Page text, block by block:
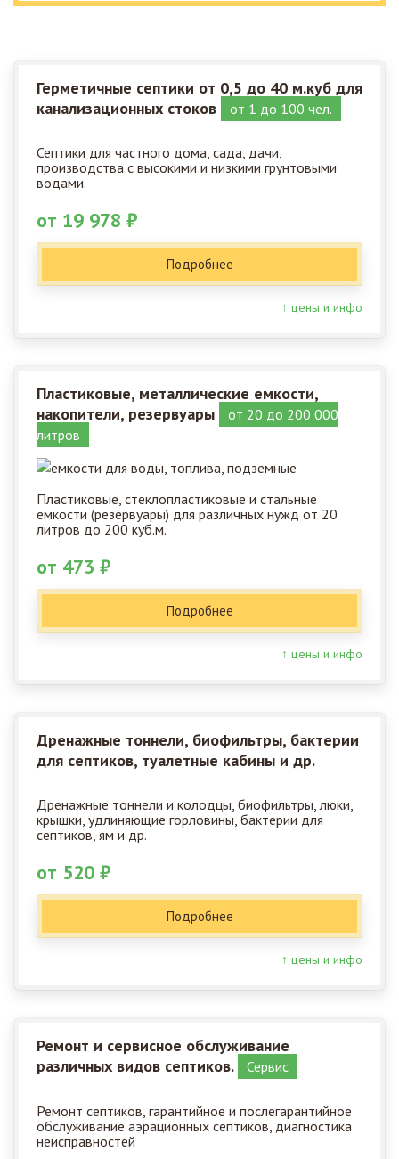
Герметичные септики от 0,5 до 40 м.куб для
канализационных стоков
от 1 до 100 чел.
Септики для частного дома, сада, дачи,
производства с высокими и низкими грунтовыми
водами.
от 19 978 ₽
Подробнее
↑ цены и инфо
Пластиковые, металлические емкости,
накопители, резервуары
от 20 до 200 000
литров
Пластиковые, стеклопластиковые и стальные
емкости (резервуары) для различных нужд от 20
литров до 200 куб.м.
от 473 ₽
Подробнее
↑ цены и инфо
Дренажные тоннели, биофильтры, бактерии
для септиков, туалетные кабины и др.
Дренажные тоннели и колодцы, биофильтры, люки,
крышки, удлиняющие горловины, бактерии для
септиков, ям и др.
от 520 ₽
Подробнее
↑ цены и инфо
Ремонт и сервисное обслуживание
различных видов септиков.
Сервис
Ремонт септиков, гарантийное и послегарантийное
обслуживание аэрационных септиков, диагностика
неисправностей